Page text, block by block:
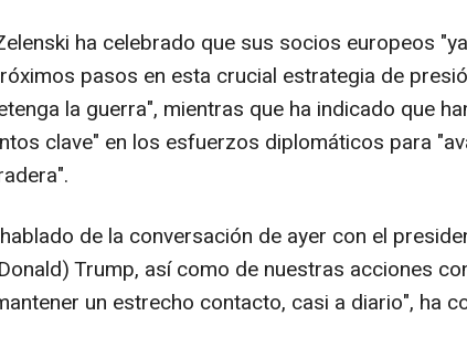
ha celebrado que sus socios europeos
pasos en esta crucial estrategia de
la guerra", mientras que ha indicado que
clave" en los esfuerzos diplomáticos para
de la conversación de ayer con el
Trump, así como de nuestras acciones
un estrecho contacto, casi a diario", ha